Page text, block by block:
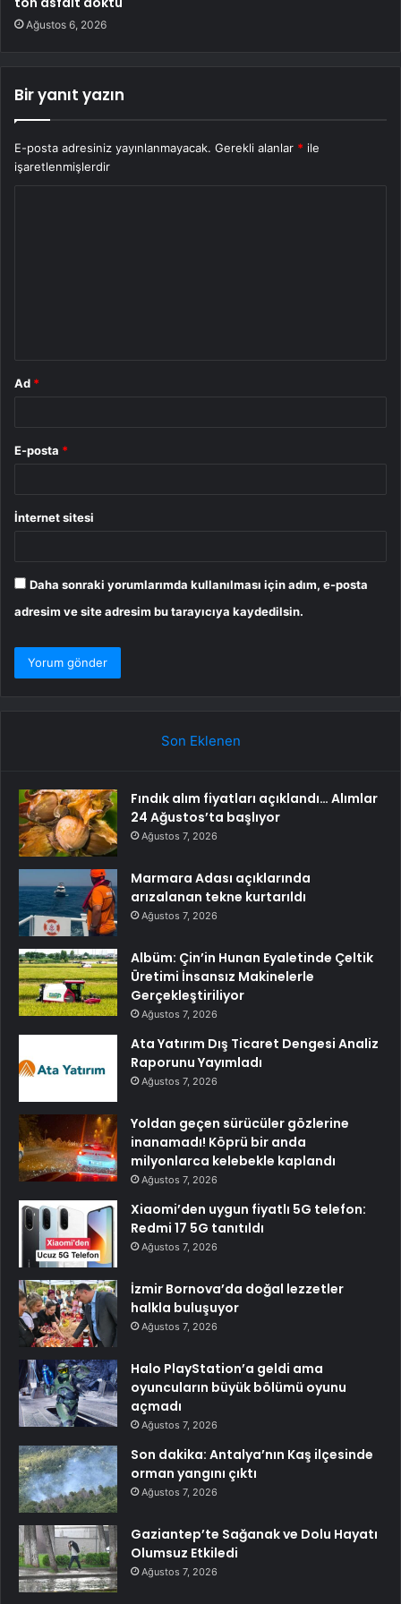
Ağustos 6, 2026
Bir yanıt yazın
E-posta adresiniz yayınlanmayacak. Gerekli alanlar * ile
işaretlenmişlerdir
Ad *
E-posta *
İnternet sitesi
Daha sonraki yorumlarımda kullanılması için adım, e-posta
adresim ve site adresim bu tarayıcıya kaydedilsin.
Son Eklenen
Fındık alım fiyatları açıklandı… Alımlar
24 Ağustos’ta başlıyor
Ağustos 7, 2026
Marmara Adası açıklarında
arızalanan tekne kurtarıldı
Ağustos 7, 2026
Albüm: Çin’in Hunan Eyaletinde Çeltik
Üretimi İnsansız Makinelerle
Gerçekleştiriliyor
Ağustos 7, 2026
Ata Yatırım Dış Ticaret Dengesi Analiz
Raporunu Yayımladı
Ağustos 7, 2026
Yoldan geçen sürücüler gözlerine
inanamadı! Köprü bir anda
milyonlarca kelebekle kaplandı
Ağustos 7, 2026
Xiaomi’den uygun fiyatlı 5G telefon:
Redmi 17 5G tanıtıldı
Ağustos 7, 2026
İzmir Bornova’da doğal lezzetler
halkla buluşuyor
Ağustos 7, 2026
Halo PlayStation’a geldi ama
oyuncuların büyük bölümü oyunu
açmadı
Ağustos 7, 2026
Son dakika: Antalya’nın Kaş ilçesinde
orman yangını çıktı
Ağustos 7, 2026
Gaziantep’te Sağanak ve Dolu Hayatı
Olumsuz Etkiledi
Ağustos 7, 2026